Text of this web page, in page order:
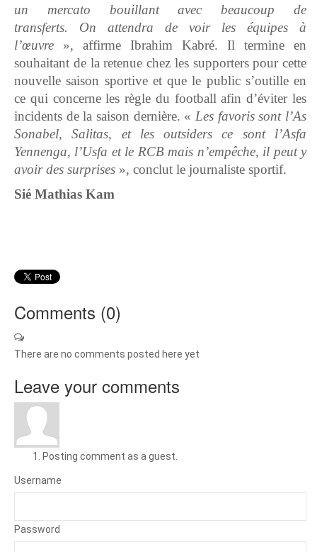
un mercato bouillant avec beaucoup de
transferts. On attendra de voir les équipes à
l’œuvre », affirme Ibrahim Kabré. Il termine en
souhaitant de la retenue chez les supporters pour cette
nouvelle saison sportive et que le public s’outille en
ce qui concerne les règle du football afin d’éviter les
incidents de la saison dernière. « Les favoris sont l’As
Sonabel, Salitas, et les outsiders ce sont l’Asfa
Yennenga, l’Usfa et le RCB mais n’empêche, il peut y
avoir des surprises », conclut le journaliste sportif.
Sié Mathias Kam
Comments (0)
There are no comments posted here yet
Leave your comments
Posting comment as a guest.
Username
Password